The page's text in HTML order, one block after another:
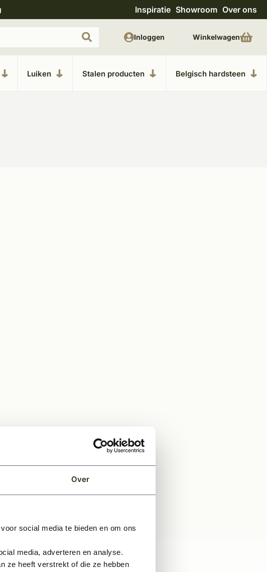
Over
social media te bieden en om ons
media, adverteren en analyse.
ze heeft verstrekt of die ze hebben
in Kesteren Unieke materialen in kempische bouwstijl
Inspiratie Showroom Over ons
Luiken Stalen producten Belgisch hardsteen
Inloggen Winkelwagen